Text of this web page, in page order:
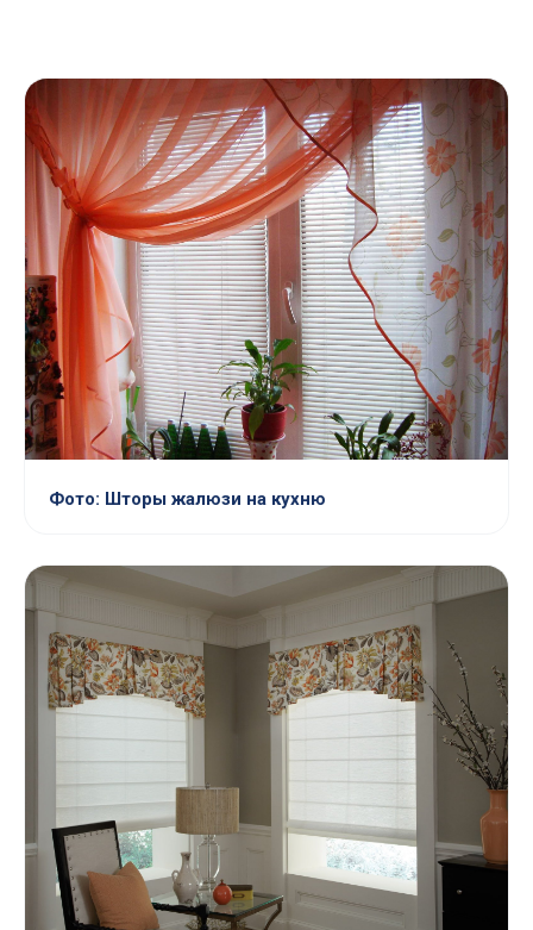
Фото: Шторы жалюзи на кухню